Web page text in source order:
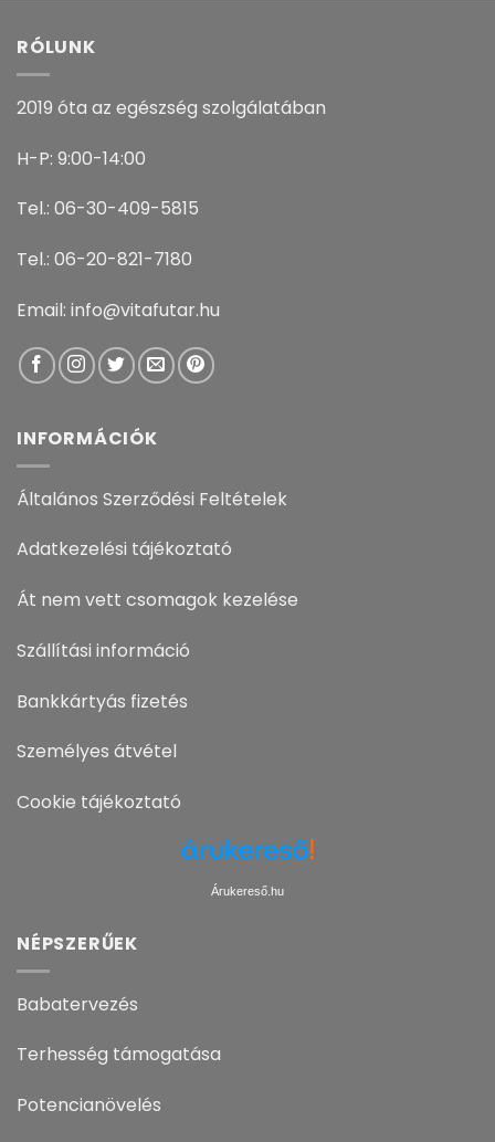
RÓLUNK
2019 óta az egészség szolgálatában
H-P: 9:00-14:00
Tel.: 06-30-409-5815
Tel.: 06-20-821-7180
Email: info@vitafutar.hu
INFORMÁCIÓK
Általános Szerződési Feltételek
Adatkezelési tájékoztató
Át nem vett csomagok kezelése
Szállítási információ
Bankkártyás fizetés
Személyes átvétel
Cookie tájékoztató
Árukereső.hu
NÉPSZERŰEK
Babatervezés
Terhesség támogatása
Potencianövelés